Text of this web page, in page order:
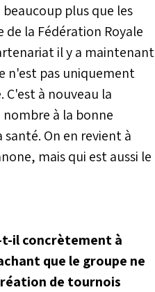
plus que les
la Fédération Royale
il y a maintenant
n'est pas uniquement
à nouveau la
à la bonne
On en revient à
mais qui est aussi le
t-il concrètement à
que le groupe ne
de tournois